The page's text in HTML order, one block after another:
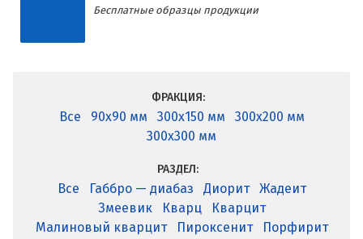
Бесплатные образцы продукции
ФРАКЦИЯ:
Все 90x90 мм 300x150 мм
300x200 мм
300x300 мм
РАЗДЕЛ:
Все Габбро — диабаз Диорит
Жадеит
Змеевик
Кварц
Кварцит
Малиновый кварцит
Пироксенит
Порфирит